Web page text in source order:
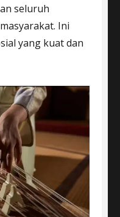
seluruh
Ini
yang kuat dan